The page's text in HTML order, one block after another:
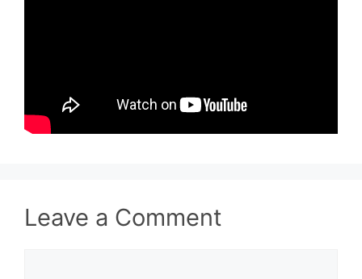
Leave a Comment